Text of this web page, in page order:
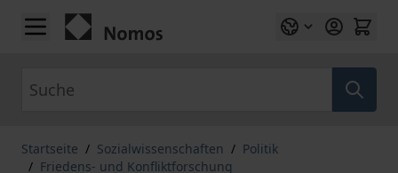
Zum Inhalt springen
Startseite / Sozialwissenschaften / Politik
/ Friedens- und Konfliktforschung